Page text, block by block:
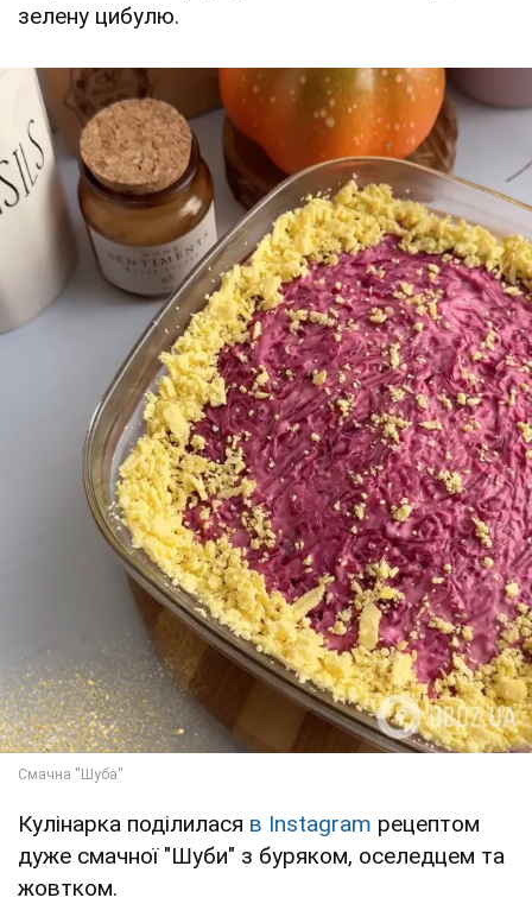
зелену цибулю.
Кулінарка поділилася в Instagram рецептом
дуже смачної "Шуби" з буряком, оселедцем та
жовтком.